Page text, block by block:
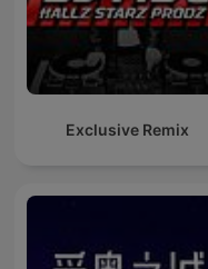
Exclusive Remix